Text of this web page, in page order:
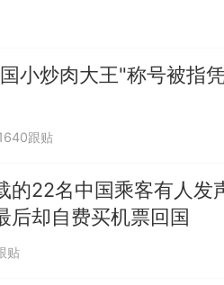
小炒肉大王"称号被指
跟贴
的22名中国乘客有人发
后却自费买机票回国
贴